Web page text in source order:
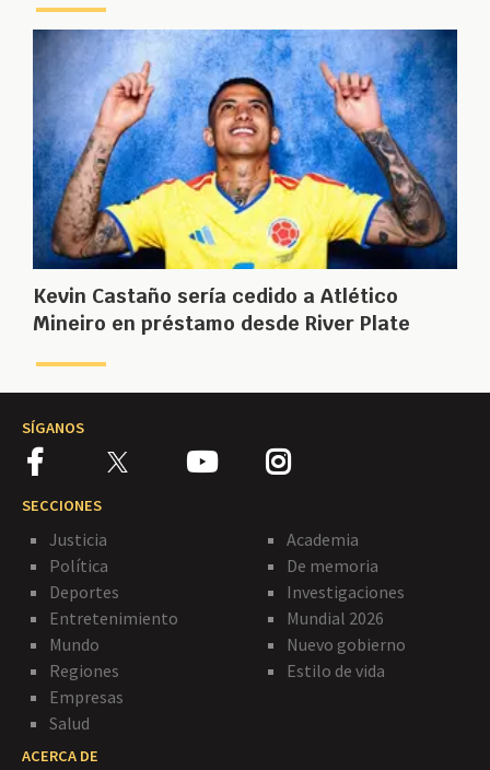
Kevin Castaño sería cedido a Atlético
Mineiro en préstamo desde River Plate
SÍGANOS
SECCIONES
Justicia
Política
Deportes
Entretenimiento
Mundo
Regiones
Empresas
Salud
Academia
De memoria
Investigaciones
Mundial 2026
Nuevo gobierno
Estilo de vida
ACERCA DE